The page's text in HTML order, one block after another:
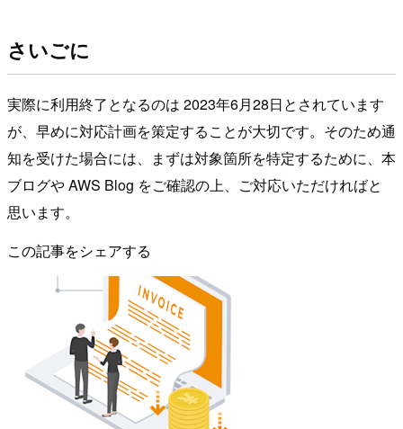
さいごに
実際に利用終了となるのは 2023年6月28日とされています
が、早めに対応計画を策定することが大切です。そのため通
知を受けた場合には、まずは対象箇所を特定するために、本
ブログや AWS Blog をご確認の上、ご対応いただければと
思います。
この記事をシェアする